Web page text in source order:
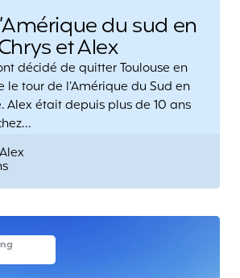
du sud en
et Alex
décidé de quitter Toulouse en
le tour de l’Amérique du Sud en
Alex était depuis plus de 10 ans